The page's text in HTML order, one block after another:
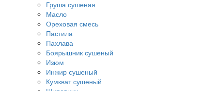
Груша сушеная
Масло
Ореховая смесь
Пастила
Пахлава
Боярышник сушеный
Изюм
Инжир сушеный
Кумкват сушеный